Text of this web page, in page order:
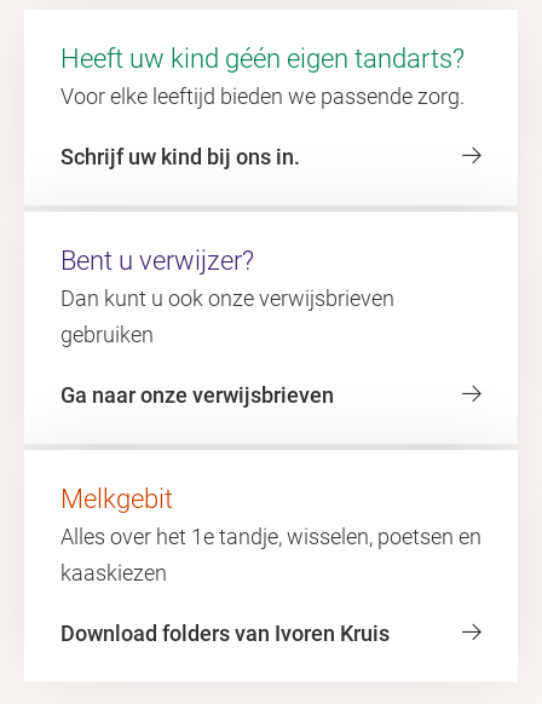
Heeft uw kind géén eigen tandarts?
Voor elke leeftijd bieden we passende zorg.
Schrijf uw kind bij ons in.
Bent u verwijzer?
Dan kunt u ook onze verwijsbrieven
gebruiken
Ga naar onze verwijsbrieven
Melkgebit
Alles over het 1e tandje, wisselen, poetsen en
kaaskiezen
Download folders van Ivoren Kruis